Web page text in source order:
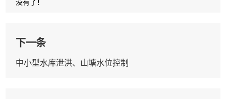
没有了！
下一条
中小型水库泄洪、山塘水位控制